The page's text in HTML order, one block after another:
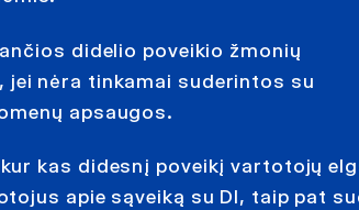
didelio poveikio žmonių
nėra tinkamai suderintos su
apsaugos.
kas didesnį poveikį vartotojų
apie sąveiką su DI, taip pat